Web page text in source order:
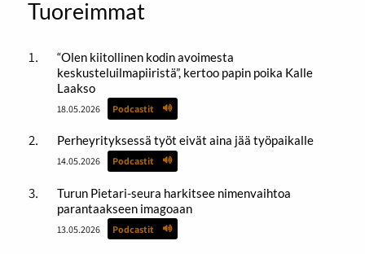
Tuoreimmat
“Olen kiitollinen kodin avoimesta
keskusteluilmapiiristä”, kertoo papin poika Kalle
Laakso
18.05.2026 Podcastit
Perheyrityksessä työt eivät aina jää työpaikalle
14.05.2026 Podcastit
Turun Pietari-seura harkitsee nimenvaihtoa
parantaakseen imagoaan
13.05.2026 Podcastit